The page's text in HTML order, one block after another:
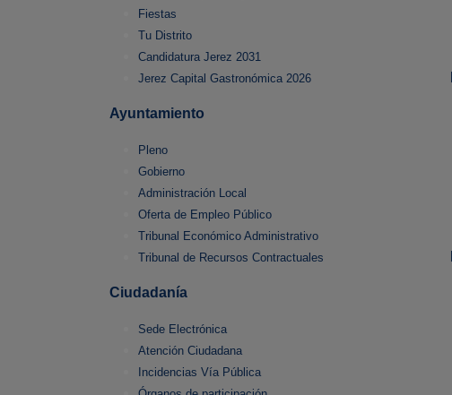
Fiestas
Tu Distrito
Candidatura Jerez 2031
Jerez Capital Gastronómica 2026
Ayuntamiento
Pleno
Gobierno
Administración Local
Oferta de Empleo Público
Tribunal Económico Administrativo
Tribunal de Recursos Contractuales
Ciudadanía
Sede Electrónica
Atención Ciudadana
Incidencias Vía Pública